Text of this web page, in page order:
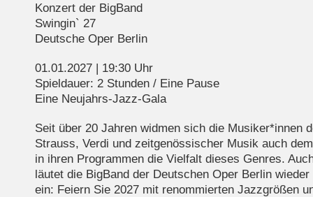
Konzert der BigBand
Swingin` 27
Deutsche Oper Berlin
01.01.2027 | 19:30 Uhr
Spieldauer: 2 Stunden / Eine Pause
Eine Neujahrs-Jazz-Gala
Seit über 20 Jahren widmen sich die Musiker*innen
Strauss, Verdi und zeitgenössischer Musik auch
in ihren Programmen die Vielfalt dieses Genres.
läutet die BigBand der Deutschen Oper Berlin
ein: Feiern Sie 2027 mit renommierten Jazzgrößen